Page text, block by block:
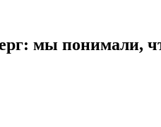
мы понимали,